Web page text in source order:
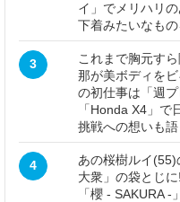
イ」でメリハリ
下着みたいなも
3
これまで胸元す
那が美ボディを
の初仕事は「週
「Honda X4」
挑戦への想いも
4
あの桜樹ルイ(55)
大衆」の袋とじ
「櫻 - SAKURA